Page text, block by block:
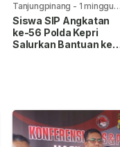
Tanjungpinang - 1 minggu
yang lalu
Siswa SIP Angkatan
ke-56 Polda Kepri
Salurkan Bantuan ke